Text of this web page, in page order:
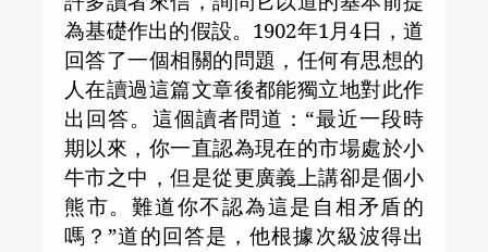
為基礎作出的假設。 1902年1 月4日 ，道
回答了一個相關的問題，任何有思想的
人在讀過這篇文章後都能獨立地對此作
出回答。這個讀者問道：“最近一段時
期以來，你一直認為現在的市場處於小
牛市之中，但是從更廣義上講卻是個小
熊市。難道你不認為這是自相矛盾的
嗎？”道的回答是，他根據次級波得出